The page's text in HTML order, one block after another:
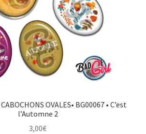
OVALES• BG00067 • C’est
l’Automne 2
3,00€